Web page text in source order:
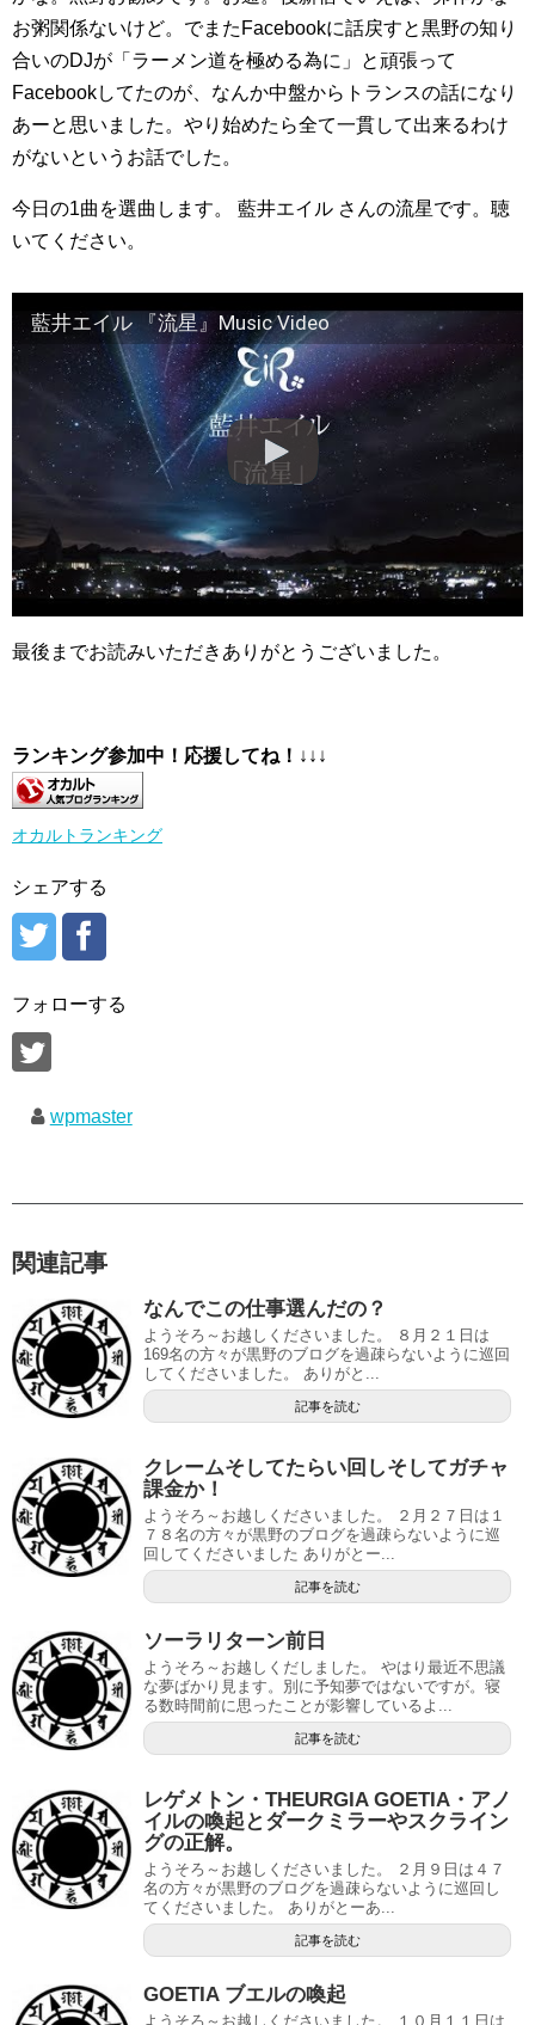
お粥関係ないけど。でまたFacebookに話戻すと黒野の知り
合いのDJが「ラーメン道を極める為に」と頑張って
Facebookしてたのが、なんか中盤からトランスの話になり
あーと思いました。やり始めたら全て一貫して出来るわけ
がないというお話でした。
今日の1曲を選曲します。 藍井エイル さんの流星です。聴
いてください。
藍井エイル 『流星』Music Video
最後までお読みいただきありがとうございました。
ランキング参加中！応援してね！ ↓↓↓
オカルトランキング
シェアする
フォローする
wpmaster
関連記事
なんでこの仕事選んだの？
ようそろ～お越しくださいました。 ８月２１日は
169名の方々が黒野のブログを過疎らないように巡回
してくださいました。 ありがと...
記事を読む
クレームそしてたらい回しそしてガチャ
課金か！
ようそろ～お越しくださいました。 ２月２７日は１
７８名の方々が黒野のブログを過疎らないように巡
回してくださいました ありがとー...
記事を読む
ソーラリターン前日
ようそろ～お越しくだしました。 やはり最近不思議
な夢ばかり見ます。別に予知夢ではないですが。寝
る数時間前に思ったことが影響しているよ...
記事を読む
レゲメトン・THEURGIA GOETIA・アノ
イルの喚起とダークミラーやスクライン
グの正解。
ようそろ～お越しくださいました。 ２月９日は４７
名の方々が黒野のブログを過疎らないように巡回し
てくださいました。 ありがとーあ...
記事を読む
GOETIA ブエルの喚起
ようそろ～お越しくださいました。 １０月１１日は